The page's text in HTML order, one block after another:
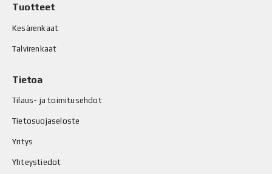
Tuotteet
Kesärenkaat
Talvirenkaat
Tietoa
Tilaus- ja toimitusehdot
Tietosuojaseloste
Yritys
Yhteystiedot